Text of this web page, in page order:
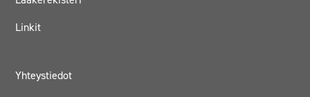
Linkit
Yhteystiedot